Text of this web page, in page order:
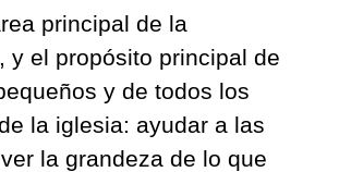
principal de la
y el propósito principal de
y de todos los
la iglesia: ayudar a las
la grandeza de lo que